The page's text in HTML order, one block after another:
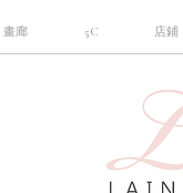
畫廊 5C 店鋪